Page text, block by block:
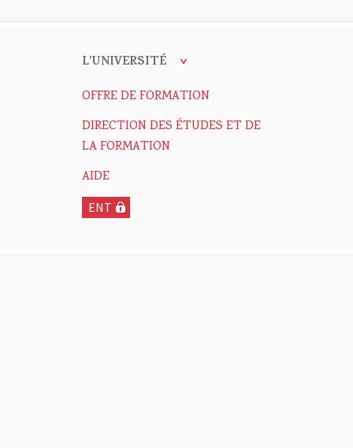
L'UNIVERSITÉ
OFFRE DE FORMATION
DIRECTION DES ÉTUDES ET DE
LA FORMATION
AIDE
ENT